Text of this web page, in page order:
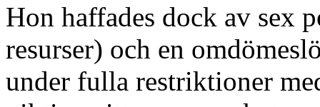
Hon haffades dock av sex
resurser) och en
under fulla restriktioner